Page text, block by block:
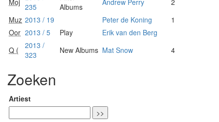
Moj 235
Albums
Andrew Perry
2
Muz 2013 / 19 Peter de Koning
1
Oor 2013 / 5 Play
Erik van den Berg
Q (
2013 /
323
New Albums Mat Snow 4
Zoeken
Artiest